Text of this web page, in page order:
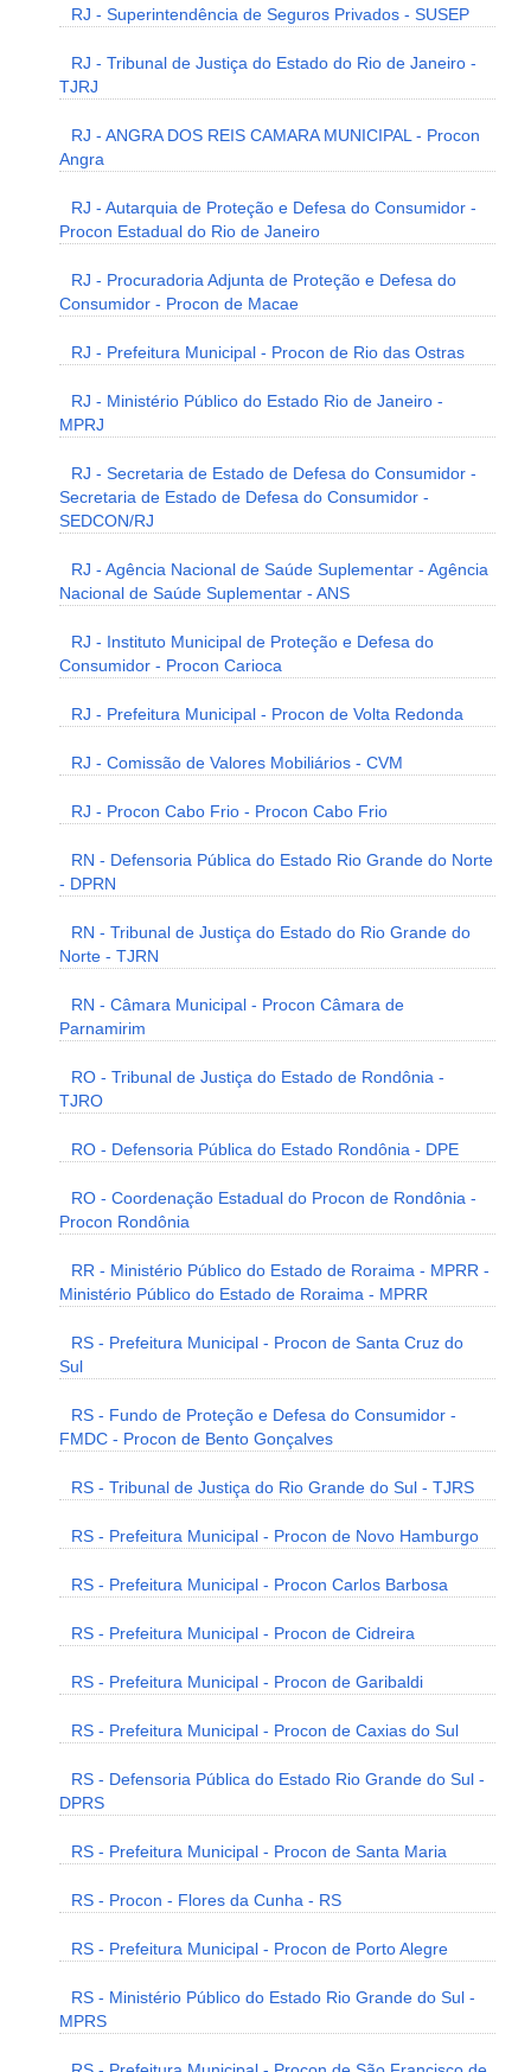
RJ - Superintendência de Seguros Privados - SUSEP
RJ - Tribunal de Justiça do Estado do Rio de Janeiro -
TJRJ
RJ - ANGRA DOS REIS CAMARA MUNICIPAL - Procon
Angra
RJ - Autarquia de Proteção e Defesa do Consumidor -
Procon Estadual do Rio de Janeiro
RJ - Procuradoria Adjunta de Proteção e Defesa do
Consumidor - Procon de Macae
RJ - Prefeitura Municipal - Procon de Rio das Ostras
RJ - Ministério Público do Estado Rio de Janeiro -
MPRJ
RJ - Secretaria de Estado de Defesa do Consumidor -
Secretaria de Estado de Defesa do Consumidor -
SEDCON/RJ
RJ - Agência Nacional de Saúde Suplementar - Agência
Nacional de Saúde Suplementar - ANS
RJ - Instituto Municipal de Proteção e Defesa do
Consumidor - Procon Carioca
RJ - Prefeitura Municipal - Procon de Volta Redonda
RJ - Comissão de Valores Mobiliários - CVM
RJ - Procon Cabo Frio - Procon Cabo Frio
RN - Defensoria Pública do Estado Rio Grande do Norte
- DPRN
RN - Tribunal de Justiça do Estado do Rio Grande do
Norte - TJRN
RN - Câmara Municipal - Procon Câmara de
Parnamirim
RO - Tribunal de Justiça do Estado de Rondônia -
TJRO
RO - Defensoria Pública do Estado Rondônia - DPE
RO - Coordenação Estadual do Procon de Rondônia -
Procon Rondônia
RR - Ministério Público do Estado de Roraima - MPRR -
Ministério Público do Estado de Roraima - MPRR
RS - Prefeitura Municipal - Procon de Santa Cruz do
Sul
RS - Fundo de Proteção e Defesa do Consumidor -
FMDC - Procon de Bento Gonçalves
RS - Tribunal de Justiça do Rio Grande do Sul - TJRS
RS - Prefeitura Municipal - Procon de Novo Hamburgo
RS - Prefeitura Municipal - Procon Carlos Barbosa
RS - Prefeitura Municipal - Procon de Cidreira
RS - Prefeitura Municipal - Procon de Garibaldi
RS - Prefeitura Municipal - Procon de Caxias do Sul
RS - Defensoria Pública do Estado Rio Grande do Sul -
DPRS
RS - Prefeitura Municipal - Procon de Santa Maria
RS - Procon - Flores da Cunha - RS
RS - Prefeitura Municipal - Procon de Porto Alegre
RS - Ministério Público do Estado Rio Grande do Sul -
MPRS